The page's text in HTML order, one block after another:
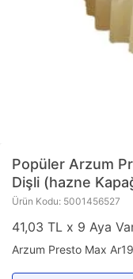
Popüler Arzum
Dişli (hazne
Ürün Kodu: 5001456527
41,03 TL x 9 Aya
Arzum Presto Max